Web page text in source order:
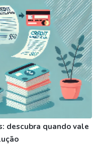
descubra quando vale